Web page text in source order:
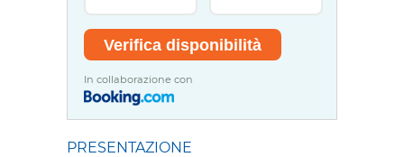
In collaborazione con
PRESENTAZIONE